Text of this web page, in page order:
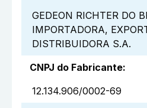
GEDEON RICHTER DO
IMPORTADORA,
DISTRIBUIDORA S.A.
CNPJ do Fabricante:
12.134.906/0002-69